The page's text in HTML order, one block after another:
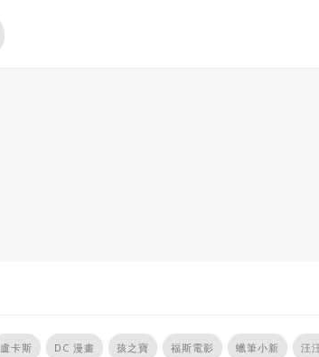
盧卡斯 DC 漫畫 孩之寶 福斯電影 蠟筆小新 汪